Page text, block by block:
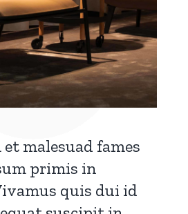
malesuad fames
primis in
quis dui id